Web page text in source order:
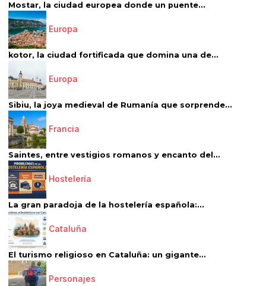
Mostar, la ciudad europea donde un puente...
Europa
kotor, la ciudad fortificada que domina una de...
Europa
Sibiu, la joya medieval de Rumanía que sorprende...
Francia
Saintes, entre vestigios romanos y encanto del...
Hostelería
La gran paradoja de la hostelería española:...
Cataluña
El turismo religioso en Cataluña: un gigante...
Personajes